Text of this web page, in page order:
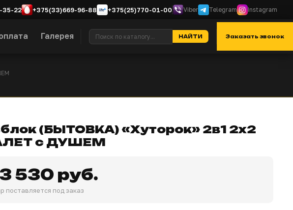
35-22 +375(33)669-96-88 +375(25)770-01-00 Viber Telegram Instagram
Галерея Контакты Отзывы О нас
НАЙТИ Заказать звонок
(БЫТОВКА) «Хуторок» 2в1 2х2
с ДУШЕМ
3 530 руб.
поставляется под заказ